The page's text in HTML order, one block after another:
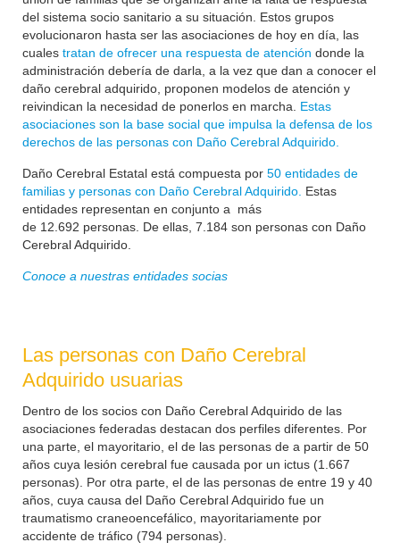
del sistema socio sanitario a su situación. Estos grupos
evolucionaron hasta ser las asociaciones de hoy en día, las
cuales tratan de ofrecer una respuesta de atención donde la
administración debería de darla, a la vez que dan a conocer el
daño cerebral adquirido, proponen modelos de atención y
reivindican la necesidad de ponerlos en marcha. Estas
asociaciones son la base social que impulsa la defensa de los
derechos de las personas con Daño Cerebral Adquirido.
Daño Cerebral Estatal está compuesta por 50 entidades de
familias y personas con Daño Cerebral Adquirido. Estas
entidades representan en conjunto a más
de 12.692 personas. De ellas, 7.184 son personas con Daño
Cerebral Adquirido.
Conoce a nuestras entidades socias
Las personas con Daño Cerebral
Adquirido usuarias
Dentro de los socios con Daño Cerebral Adquirido de las
asociaciones federadas destacan dos perfiles diferentes. Por
una parte, el mayoritario, el de las personas de a partir de 50
años cuya lesión cerebral fue causada por un ictus (1.667
personas). Por otra parte, el de las personas de entre 19 y 40
años, cuya causa del Daño Cerebral Adquirido fue un
traumatismo craneoencefálico, mayoritariamente por
accidente de tráfico (794 personas).